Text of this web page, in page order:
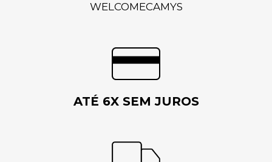
WELCOMECAMYS
ATÉ 6X SEM JUROS